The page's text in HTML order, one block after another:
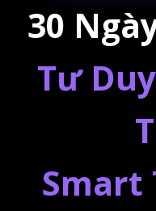
30
Tư Duy
Smart